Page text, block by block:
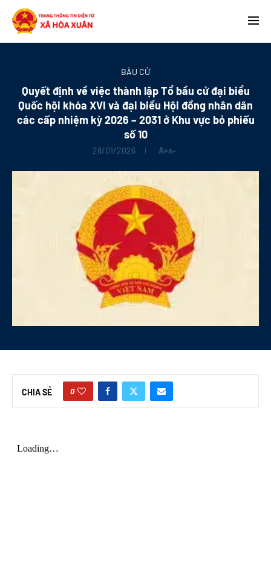
BẦU CỬ
Quyết định về việc thành lập Tổ bầu cử đại biểu
Quốc hội khóa XVI và đại biểu Hội đồng nhân dân
các cấp nhiệm kỳ 2026 – 2031 ở Khu vực bỏ phiếu
số 10
28/01/2026 A+A-
CHIA SẺ 0